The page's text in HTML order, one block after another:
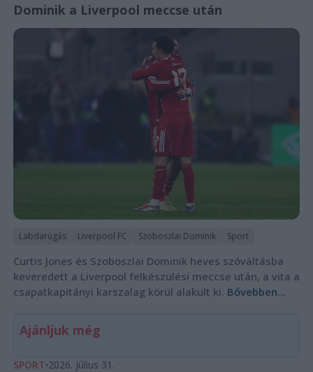
Dominik a Liverpool meccse után
Labdarúgás Liverpool FC Szoboszlai Dominik Sport
Curtis Jones és Szoboszlai Dominik heves szóváltásba
keveredett a Liverpool felkészülési meccse után, a vita a
csapatkapitányi karszalag körül alakult ki. Bővebben...
Ajánljuk még
SPORT 2026. július 31.